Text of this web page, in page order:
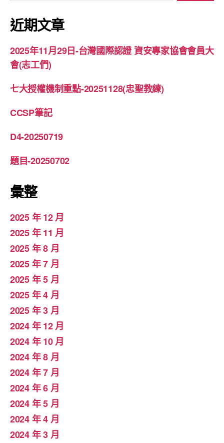
鍵
字:
近期文章
2025年11月29日-台灣國際認證 資安專家協會會員大
會(志工們)
七大授權機制重點-20251128(忠聖教練)
CCSP筆記
D4-20250719
題目-20250702
彙整
2025 年 12 月
2025 年 11 月
2025 年 8 月
2025 年 7 月
2025 年 5 月
2025 年 4 月
2025 年 3 月
2024 年 12 月
2024 年 10 月
2024 年 8 月
2024 年 7 月
2024 年 6 月
2024 年 5 月
2024 年 4 月
2024 年 3 月